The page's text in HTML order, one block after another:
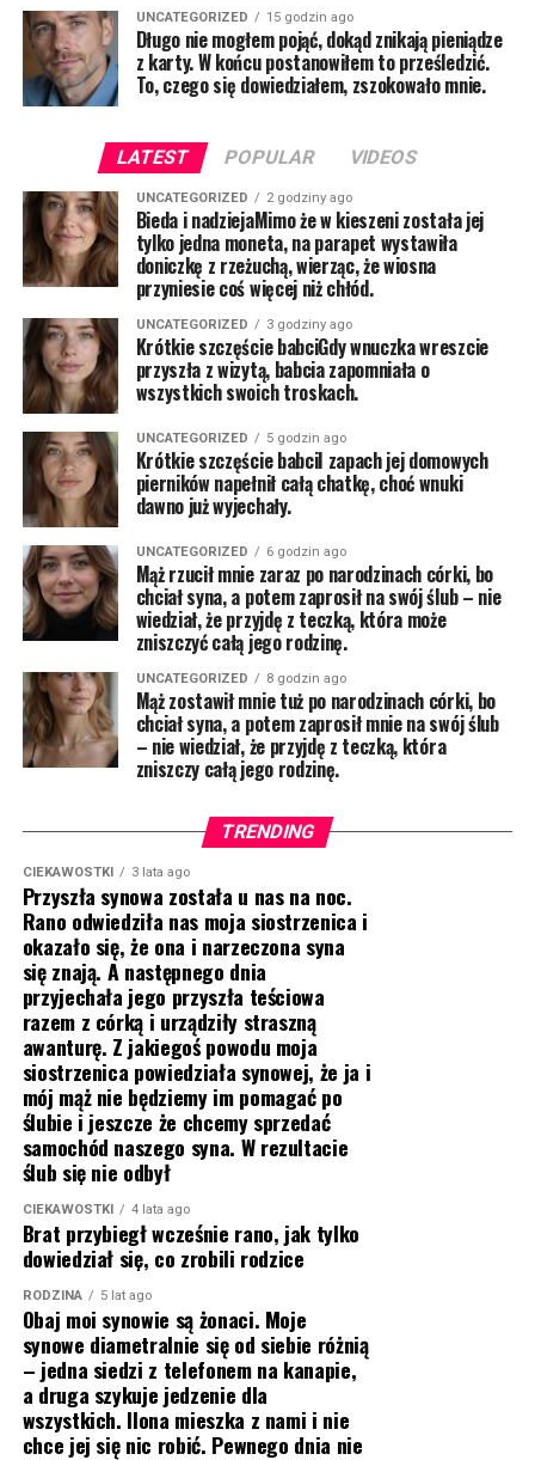
UNCATEGORIZED 15 godzin ago
Długo nie mogłem pojąć, dokąd znikają pieniądze
z karty. W końcu postanowiłem to prześledzić.
To, czego się dowiedziałem, zszokowało mnie.
LATEST POPULAR VIDEOS
UNCATEGORIZED 2 godziny ago
Bieda i nadziejaMimo że w kieszeni została jej
tylko jedna moneta, na parapet wystawiła
doniczkę z rzeżuchą, wierząc, że wiosna
przyniesie coś więcej niż chłód.
UNCATEGORIZED 3 godziny ago
Krótkie szczęście babciGdy wnuczka wreszcie
przyszła z wizytą, babcia zapomniała o
wszystkich swoich troskach.
UNCATEGORIZED 5 godzin ago
Krótkie szczęście babciI zapach jej domowych
pierników napełnił całą chatkę, choć wnuki
dawno już wyjechały.
UNCATEGORIZED 6 godzin ago
Mąż rzucił mnie zaraz po narodzinach córki, bo
chciał syna, a potem zaprosił na swój ślub – nie
wiedział, że przyjdę z teczką, która może
zniszczyć całą jego rodzinę.
UNCATEGORIZED 8 godzin ago
Mąż zostawił mnie tuż po narodzinach córki, bo
chciał syna, a potem zaprosił mnie na swój ślub
– nie wiedział, że przyjdę z teczką, która
zniszczy całą jego rodzinę.
TRENDING
CIEKAWOSTKI 3 lata ago
Przyszła synowa została u nas na noc.
Rano odwiedziła nas moja siostrzenica i
okazało się, że ona i narzeczona syna
się znają. A następnego dnia
przyjechała jego przyszła teściowa
razem z córką i urządziły straszną
awanturę. Z jakiegoś powodu moja
siostrzenica powiedziała synowej, że ja i
mój mąż nie będziemy im pomagać po
ślubie i jeszcze że chcemy sprzedać
samochód naszego syna. W rezultacie
ślub się nie odbył
CIEKAWOSTKI 4 lata ago
Brat przybiegł wcześnie rano, jak tylko
dowiedział się, co zrobili rodzice
RODZINA 5 lat ago
Obaj moi synowie są żonaci. Moje
synowe diametralnie się od siebie różnią
– jedna siedzi z telefonem na kanapie,
a druga szykuje jedzenie dla
wszystkich. Ilona mieszka z nami i nie
chce jej się nic robić. Pewnego dnia nie